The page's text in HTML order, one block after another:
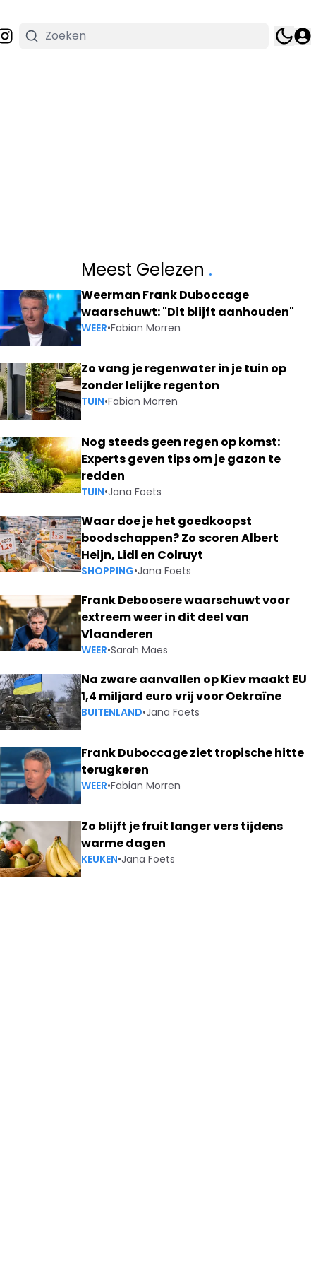
Meest Gelezen .
Weerman Frank Duboccage
waarschuwt: "Dit blijft aanhouden"
WEER•Fabian Morren
Zo vang je regenwater in je tuin op
zonder lelijke regenton
TUIN•Fabian Morren
Nog steeds geen regen op komst:
Experts geven tips om je gazon te
redden
TUIN•Jana Foets
Waar doe je het goedkoopst
boodschappen? Zo scoren Albert
Heijn, Lidl en Colruyt
SHOPPING•Jana Foets
Frank Deboosere waarschuwt voor
extreem weer in dit deel van
Vlaanderen
WEER•Sarah Maes
Na zware aanvallen op Kiev maakt EU
1,4 miljard euro vrij voor Oekraïne
BUITENLAND•Jana Foets
Frank Duboccage ziet tropische hitte
terugkeren
WEER•Fabian Morren
Zo blijft je fruit langer vers tijdens
warme dagen
KEUKEN•Jana Foets